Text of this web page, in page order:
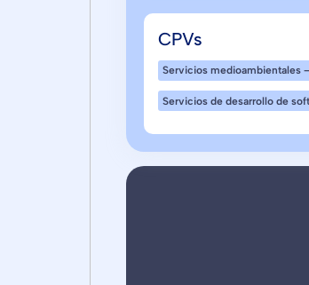
CPVs
Servicios medioambientales
Servicios de desarrollo de